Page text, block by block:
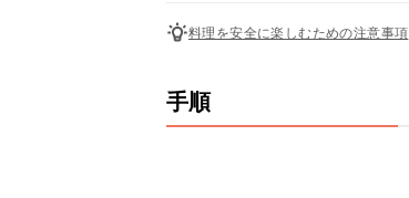
料理を安全に楽しむための注意事項
手順